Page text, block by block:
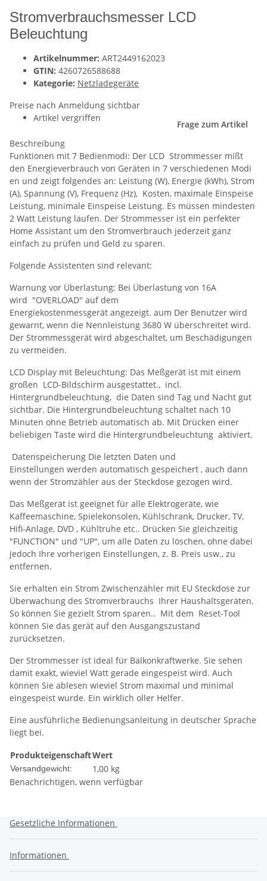
Stromverbrauchsmesser LCD
Beleuchtung
Artikelnummer: ART2449162023
GTIN: 4260726588688
Kategorie: Netzladegeräte
Preise nach Anmeldung sichtbar
Artikel vergriffen
Frage zum Artikel
Beschreibung
Funktionen mit 7 Bedienmodi: Der LCD Strommesser mißt
den Energieverbrauch von Geräten in 7 verschiedenen Modi
en und zeigt folgendes an: Leistung (W), Energie (kWh), Strom
(A), Spannung (V), Frequenz (Hz), Kosten, maximale Einspeise
Leistung, minimale Einspeise Leistung. Es müssen mindesten
2 Watt Leistung laufen. Der Strommesser ist ein perfekter
Home Assistant um den Stromverbrauch jederzeit ganz
einfach zu prüfen und Geld zu sparen.
Folgende Assistenten sind relevant:
Warnung vor Überlastung: Bei Überlastung von 16A
wird "OVERLOAD" auf dem
Energiekostenmessgerät angezeigt. aum Der Benutzer wird
gewarnt, wenn die Nennleistung 3680 W überschreitet wird.
Der Strommessgerät wird abgeschaltet, um Beschädigungen
zu vermeiden.
LCD Display mit Beleuchtung: Das Meßgerät ist mit einem
großen LCD-Bildschirm ausgestattet., incl.
Hintergrundbeleuchtung, die Daten sind Tag und Nacht gut
sichtbar. Die Hintergrundbeleuchtung schaltet nach 10
Minuten ohne Betrieb automatisch ab. Mit Drücken einer
beliebigen Taste wird die Hintergrundbeleuchtung aktiviert.
Datenspeicherung Die letzten Daten und
Einstellungen werden automatisch gespeichert , auch dann
wenn der Stromzähler aus der Steckdose gezogen wird.
Das Meßgerät ist geeignet für alle Elektrogeräte, wie
Kaffeemaschine, Spielekonsolen, Kühlschrank, Drucker, TV,
Hifi-Anlage, DVD , Kühltruhe etc.. Drücken Sie gleichzeitig
"FUNCTION" und "UP", um alle Daten zu löschen, ohne dabei
jedoch Ihre vorherigen Einstellungen, z. B. Preis usw., zu
entfernen.
Sie erhalten ein Strom Zwischenzähler mit EU Steckdose zur
Überwachung des Stromverbrauchs Ihrer Haushaltsgeräten.
So können Sie gezielt Strom sparen.. Mit dem Reset-Tool
können Sie das gerät auf den Ausgangszustand
zurücksetzen.
Der Strommesser ist ideal für Balkonkraftwerke. Sie sehen
damit exakt, wieviel Watt gerade eingespeist wird. Auch
können Sie ablesen wieviel Strom maximal und minimal
eingespeist wurde. Ein wirklich oller Helfer.
Eine ausführliche Bedienungsanleitung in deutscher Sprache
liegt bei.
ProdukteigenschaftWert
Versandgewicht:
1,00 kg
Benachrichtigen, wenn verfügbar
Gesetzliche Informationen
Informationen